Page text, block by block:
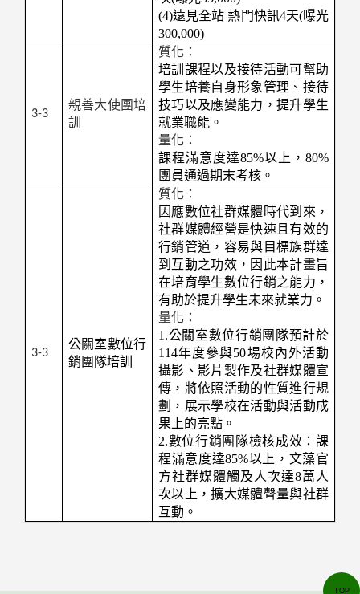
(4)遠見全站 熱門快訊4天(曝光
300,000)
3-3
親善大使團培
訓
質化：
培訓課程以及接待活動可幫助
學生培養自身形象管理、接待
技巧以及應變能力，提升學生
就業職能。
量化：
課程滿意度達85%以上，80%
團員通過期末考核。
3-3
公關室數位行
銷團隊培訓
質化：
因應數位社群媒體時代到來，
社群媒體經營是快速且有效的
行銷管道，容易與目標族群達
到互動之功效，因此本計畫旨
在培育學生數位行銷之能力，
有助於提升學生未來就業力。
量化：
1.公關室數位行銷團隊預計於
114年度參與50場校內外活動
攝影、影片製作及社群媒體宣
傳，將依照活動的性質進行規
劃，展示學校在活動與活動成
果上的亮點。
2.數位行銷團隊檢核成效：課
程滿意度達85%以上，文藻官
方社群媒體觸及人次達8萬人
次以上，擴大媒體聲量與社群
互動。
TOP